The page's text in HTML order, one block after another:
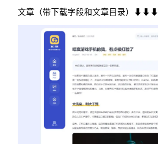
文章（带下载字段和文章目录）⬇⬇⬇